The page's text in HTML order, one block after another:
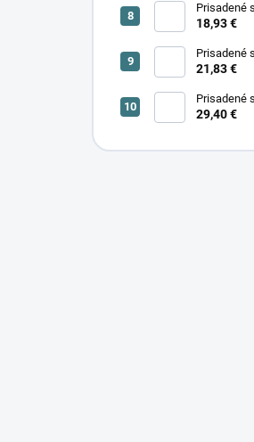
Prisadené
18,93 €
Prisadené
SONOR
21,83 €
Prisadené
29,40 €